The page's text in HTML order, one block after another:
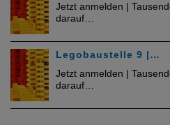
Jetzt anmelden |
darauf…
Legobaustelle 9 |…
Jetzt anmelden |
darauf…